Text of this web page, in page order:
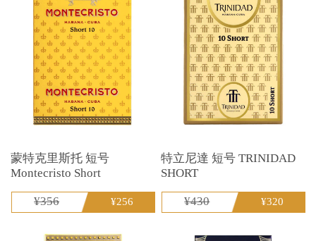
蒙特克里斯托 短号
Montecristo Short
¥356 ¥256
特立尼達 短号 TRINIDAD
SHORT
¥430 ¥320